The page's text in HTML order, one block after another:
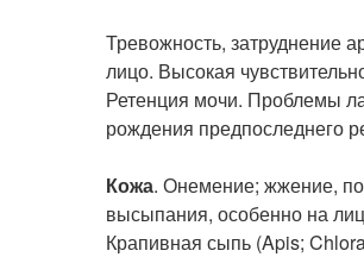
Тревожность, затруднение
лицо. Высокая
Ретенция мочи. Проблемы
рождения предпоследнего
Кожа. Онемение; жжение,
высыпания, особенно на
Крапивная сыпь (Apis;